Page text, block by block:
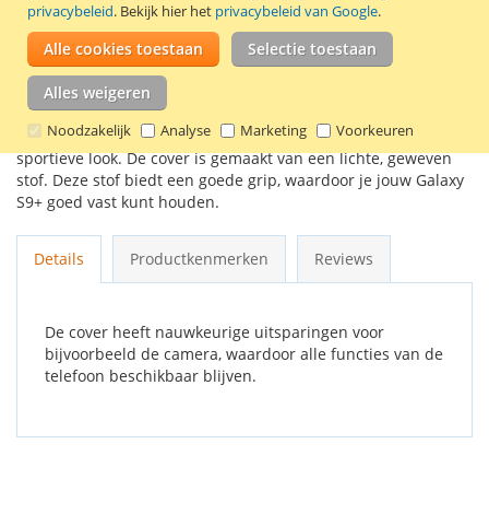
privacybeleid. Bekijk hier het privacybeleid van Google.
Alle cookies toestaan Selectie toestaan
Alles weigeren
Noodzakelijk Analyse Marketing Voorkeuren
VOEG TOE AAN VERLANGLIJST
TOEVOEGEN OM TE VERGELIJKEN
De Hyperknit Cover geeft je Samsung Galaxy S9+ een
sportieve look. De cover is gemaakt van een lichte, geweven
stof. Deze stof biedt een goede grip, waardoor je jouw Galaxy
S9+ goed vast kunt houden.
Details Productkenmerken Reviews
De cover heeft nauwkeurige uitsparingen voor
bijvoorbeeld de camera, waardoor alle functies van de
telefoon beschikbaar blijven.